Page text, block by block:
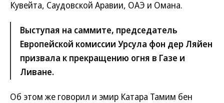
Кувейта, Саудовской Аравии, ОАЭ и Омана.
Выступая на саммите, председатель
Европейской комиссии Урсула фон дер Ляйен
призвала к прекращению огня в Газе и
Ливане.
Об этом же говорил и эмир Катара Тамим бен